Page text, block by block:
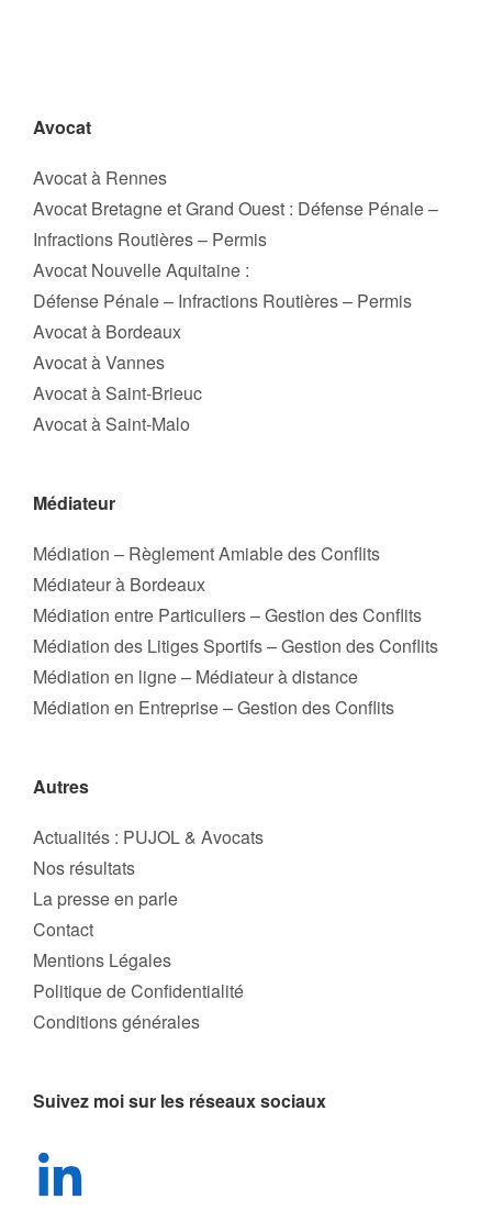
Avocat
Avocat à Rennes
Avocat Bretagne et Grand Ouest : Défense Pénale –
Infractions Routières – Permis
Avocat Nouvelle Aquitaine :
Défense Pénale – Infractions Routières – Permis
Avocat à Bordeaux
Avocat à Vannes
Avocat à Saint-Brieuc
Avocat à Saint-Malo
Médiateur
Médiation – Règlement Amiable des Conflits
Médiateur à Bordeaux
Médiation entre Particuliers – Gestion des Conflits
Médiation des Litiges Sportifs – Gestion des Conflits
Médiation en ligne – Médiateur à distance
Médiation en Entreprise – Gestion des Conflits
Autres
Actualités : PUJOL & Avocats
Nos résultats
La presse en parle
Contact
Mentions Légales
Politique de Confidentialité
Conditions générales
Suivez moi sur les réseaux sociaux